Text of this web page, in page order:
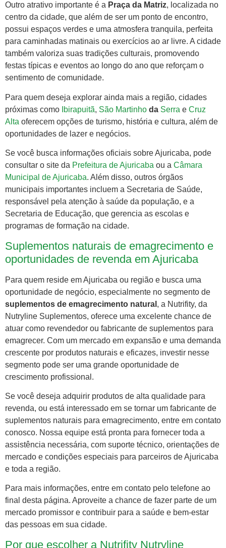
Outro atrativo importante é a Praça da Matriz, localizada no
centro da cidade, que além de ser um ponto de encontro,
possui espaços verdes e uma atmosfera tranquila, perfeita
para caminhadas matinais ou exercícios ao ar livre. A cidade
também valoriza suas tradições culturais, promovendo
festas típicas e eventos ao longo do ano que reforçam o
sentimento de comunidade.
Para quem deseja explorar ainda mais a região, cidades
próximas como Ibirapuitã, São Martinho da Serra e Cruz
Alta oferecem opções de turismo, história e cultura, além de
oportunidades de lazer e negócios.
Se você busca informações oficiais sobre Ajuricaba, pode
consultar o site da Prefeitura de Ajuricaba ou a Câmara
Municipal de Ajuricaba. Além disso, outros órgãos
municipais importantes incluem a Secretaria de Saúde,
responsável pela atenção à saúde da população, e a
Secretaria de Educação, que gerencia as escolas e
programas de formação na cidade.
Suplementos naturais de emagrecimento e
oportunidades de revenda em Ajuricaba
Para quem reside em Ajuricaba ou região e busca uma
oportunidade de negócio, especialmente no segmento de
suplementos de emagrecimento natural , a Nutrifity, da
Nutryline Suplementos, oferece uma excelente chance de
atuar como revendedor ou fabricante de suplementos para
emagrecer. Com um mercado em expansão e uma demanda
crescente por produtos naturais e eficazes, investir nesse
segmento pode ser uma grande oportunidade de
crescimento profissional.
Se você deseja adquirir produtos de alta qualidade para
revenda, ou está interessado em se tornar um fabricante de
suplementos naturais para emagrecimento, entre em contato
conosco. Nossa equipe está pronta para fornecer toda a
assistência necessária, com suporte técnico, orientações de
mercado e condições especiais para parceiros de Ajuricaba
e toda a região.
Para mais informações, entre em contato pelo telefone ao
final desta página. Aproveite a chance de fazer parte de um
mercado promissor e contribuir para a saúde e bem-estar
das pessoas em sua cidade.
Por que escolher a Nutrifity Nutryline